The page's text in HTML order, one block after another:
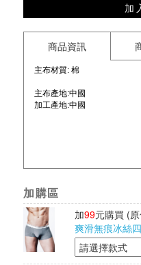
加
商品資訊
主布材質: 棉
主布產地:中國
加工產地:中國
加購區
加99元購買 (
爽滑無痕冰絲